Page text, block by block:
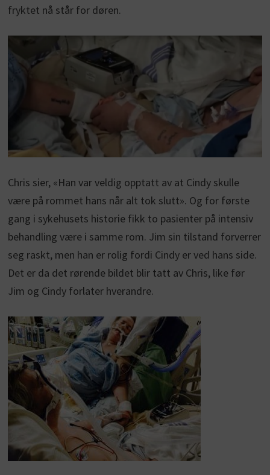
fryktet nå står for døren.
Chris sier, «Han var veldig opptatt av at Cindy skulle
være på rommet hans når alt tok slutt». Og for første
gang i sykehusets historie fikk to pasienter på intensiv
behandling være i samme rom. Jim sin tilstand forverrer
seg raskt, men han er rolig fordi Cindy er ved hans side.
Det er da det rørende bildet blir tatt av Chris, like før
Jim og Cindy forlater hverandre.